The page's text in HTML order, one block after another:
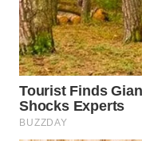
WAHANA
INFRASTRUKTUR
WAHANA
KONSUMEN